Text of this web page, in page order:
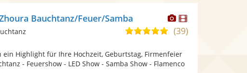
Dieser
Künstler
stellt
bereit.
Dieser
Künstler
Bauchtanz/Feuer/Samba
5,0
5
Sternen
(39)
ein Highlight für Ihre Hochzeit, Geburtstag, Firmenfeier
- Feuershow - LED Show - Samba Show - Flamenco